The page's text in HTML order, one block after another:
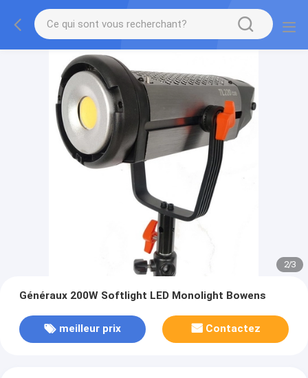
2/3
Généraux 200W Softlight LED Monolight Bowens
meilleur prix Contactez